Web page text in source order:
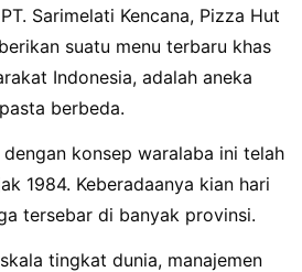
Sarimelati Kencana, Pizza Hut
suatu menu terbaru khas
Indonesia, adalah aneka
berbeda.
konsep waralaba ini telah
1984. Keberadaanya kian hari
tersebar di banyak provinsi.
tingkat dunia, manajemen